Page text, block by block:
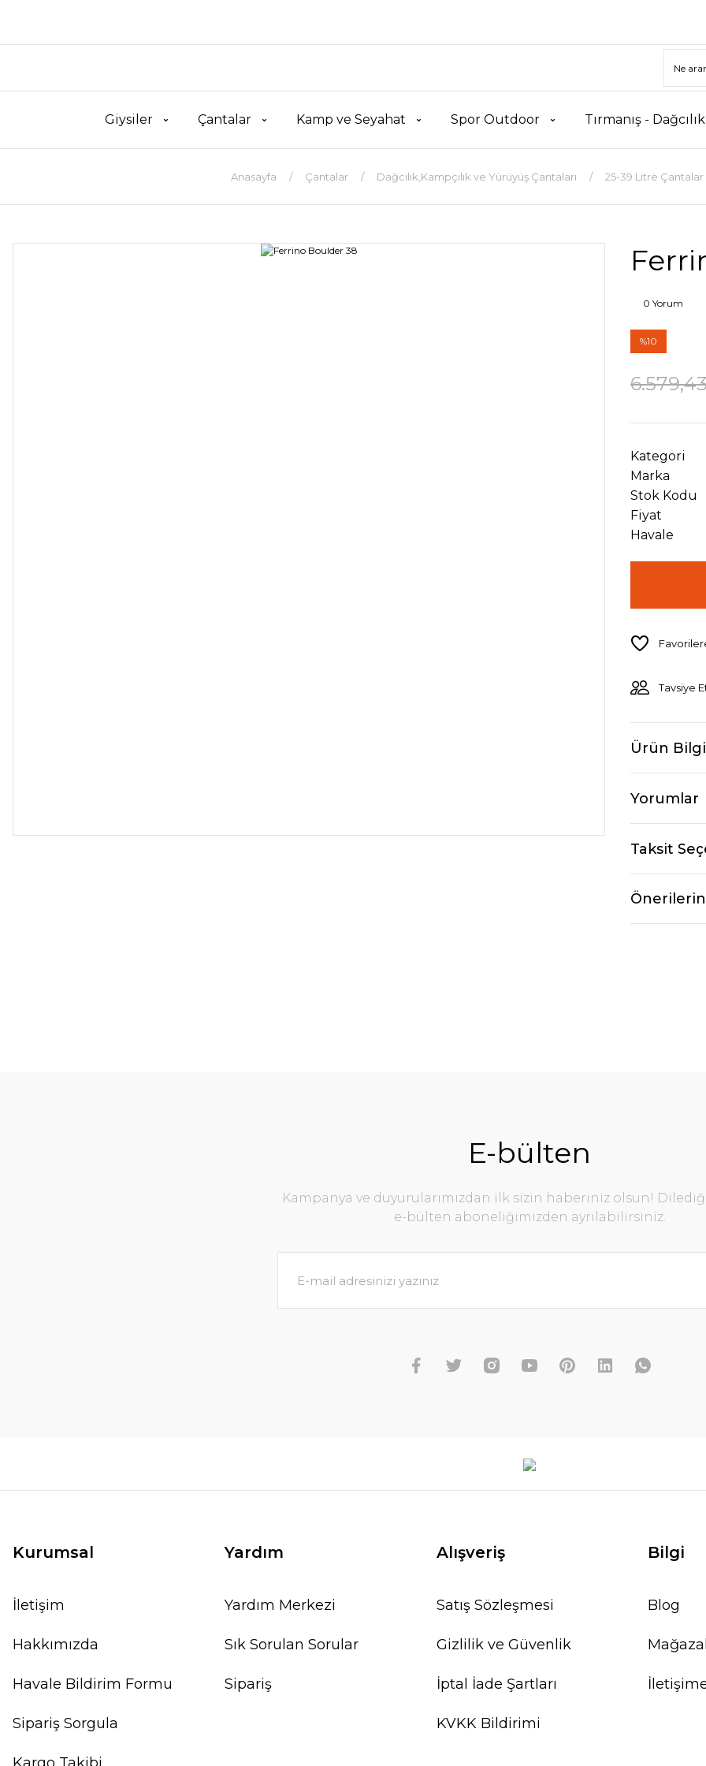
Giysiler Çantalar Kamp ve Seyahat Spor Outdoor Tırmanış -
Anasayfa Çantalar Dağcılık,Kampçılık ve Yürüyüş Çantaları 25-39 Litre Çantalar
0 Yorum
%10
Kategori
Marka
Stok Kodu
Fiyat
Havale
Tavsiye
Ürün
Yorumlar
Taksit
E-bülten
Kampanya ve duyurularımızdan ilk sizin haberiniz olsun!
e-bülten aboneliğimizden ayrılabilirsiniz.
Kurumsal
İletişim
Hakkımızda
Havale Bildirim Formu
Sipariş Sorgula
Yardım
Yardım Merkezi
Sık Sorulan Sorular
Sipariş
Alışveriş
Satış Sözleşmesi
Gizlilik ve Güvenlik
İptal İade Şartları
KVKK Bildirimi
Bilgi
Blog